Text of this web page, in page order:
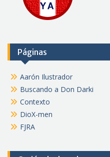
Páginas
Aarón Ilustrador
Buscando a Don Darki
Contexto
DioX-men
FJRA